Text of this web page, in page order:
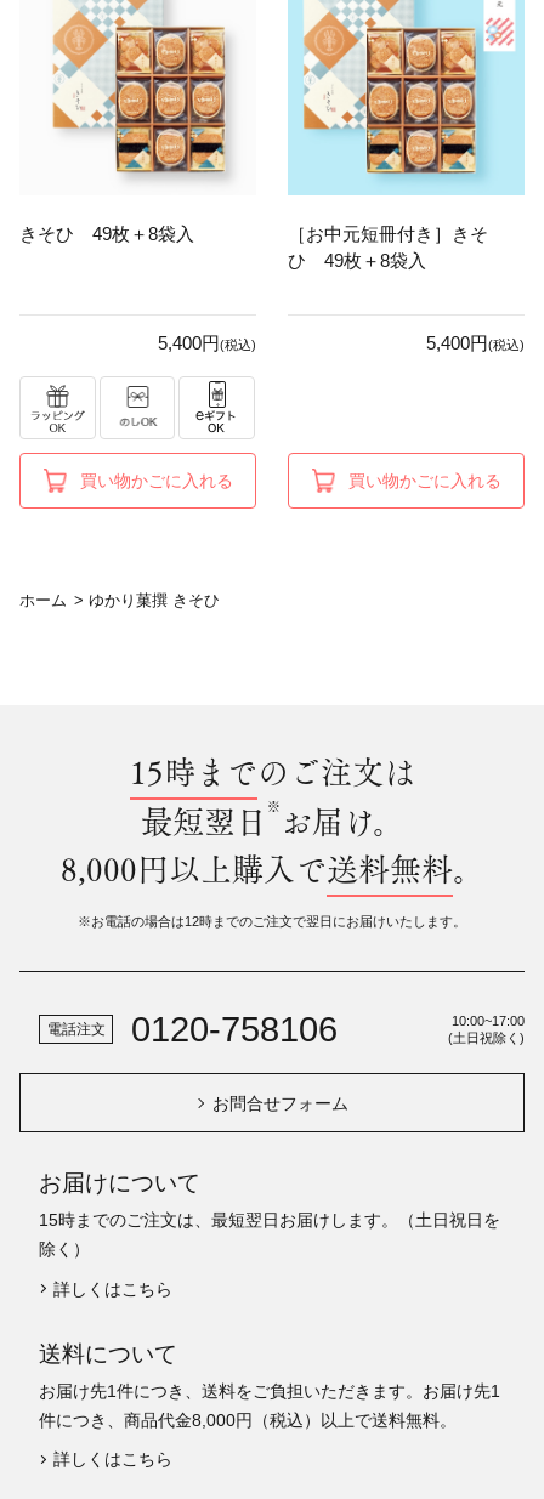
きそひ 49枚＋8袋入
5,400円(税込)
買い物かごに入れる
［お中元短冊付き］きそ
ひ 49枚＋8袋入
5,400円(税込)
買い物かごに入れる
ホーム > ゆかり菓撰 きそひ
15時までのご注文は
最短翌日 ※ お届け。
8,000円以上購入で送料無料。
※お電話の場合は12時までのご注文で翌日にお届けいたします。
電話注文 0120-758106
10:00~17:00
(土日祝除く)
お問合せフォーム
お届けについて
15時までのご注文は、最短翌日お届けします。（土日祝日を
除く）
詳しくはこちら
送料について
お届け先1件につき、送料をご負担いただきます。お届け先1
件につき、商品代金8,000円（税込）以上で送料無料。
詳しくはこちら